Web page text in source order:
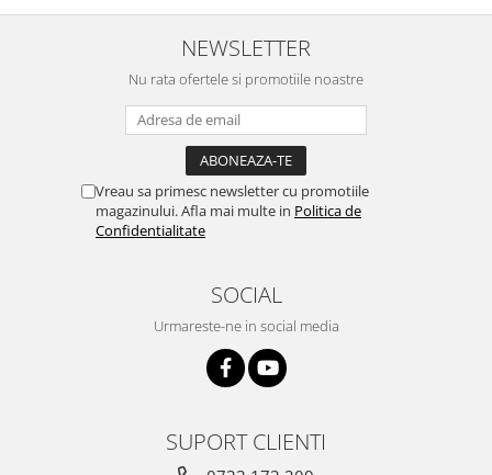
NEWSLETTER
Nu rata ofertele si promotiile noastre
Vreau sa primesc newsletter cu promotiile
magazinului. Afla mai multe in Politica de
Confidentialitate
SOCIAL
Urmareste-ne in social media
SUPORT CLIENTI